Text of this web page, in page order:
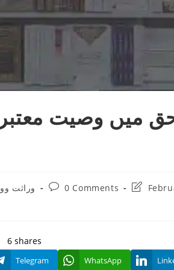
میں وصیت
وراثت
Post0 Comments
Post
6 shares
Telegram WhatsApp